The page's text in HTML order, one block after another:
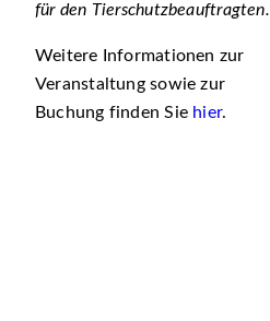
für den Tierschutzbeauftragten.
Weitere Informationen zur
Veranstaltung sowie zur
Buchung finden Sie hier.